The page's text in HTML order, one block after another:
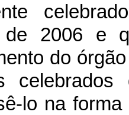
de 2006 e
do
lo na